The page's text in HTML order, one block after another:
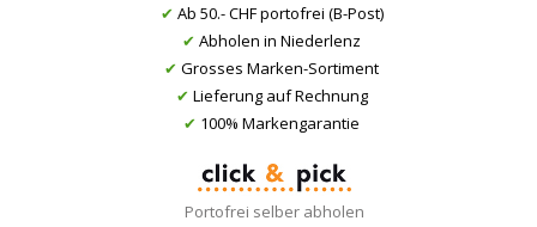
✔ Ab 50.- CHF portofrei (B-Post)
✔ Abholen in Niederlenz
✔ Grosses Marken-Sortiment
✔ Lieferung auf Rechnung
✔ 100% Markengarantie
Portofrei selber abholen